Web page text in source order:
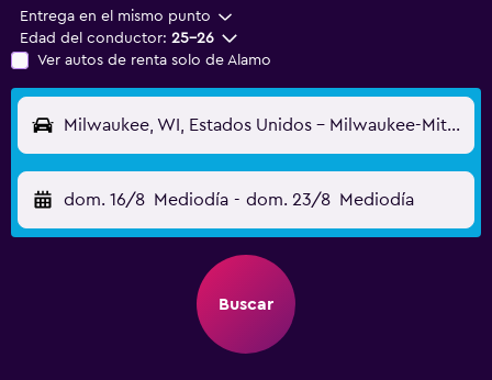
Entrega en el mismo punto
Edad del conductor: 25-26
Ver autos de renta solo de Alamo
Milwaukee, WI, Estados Unidos - Milwaukee-Mitchell (MKE)
dom. 16/8 Mediodía - dom. 23/8 Mediodía
Buscar